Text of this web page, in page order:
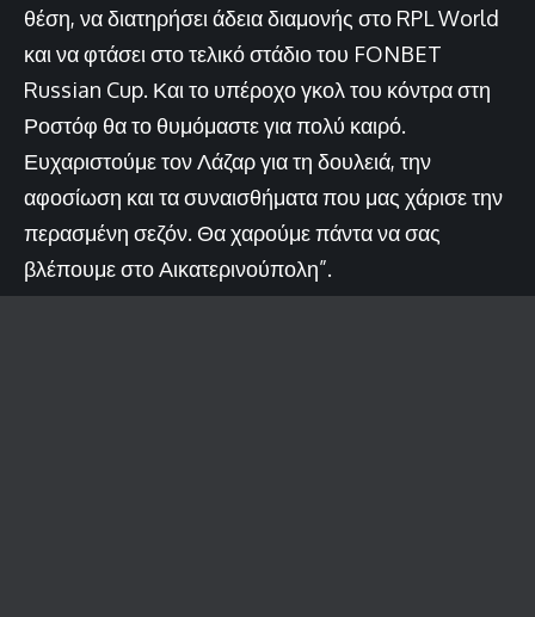
θέση, να διατηρήσει άδεια διαμονής στο RPL World
και να φτάσει στο τελικό στάδιο του FONBET
Russian Cup. Και το υπέροχο γκολ του κόντρα στη
Ροστόφ θα το θυμόμαστε για πολύ καιρό.
Ευχαριστούμε τον Λάζαρ για τη δουλειά, την
αφοσίωση και τα συναισθήματα που μας χάρισε την
περασμένη σεζόν. Θα χαρούμε πάντα να σας
βλέπουμε στο Αικατερινούπολη”.